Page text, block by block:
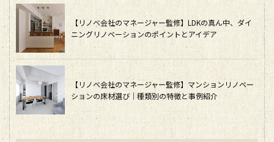
【リノベ会社のマネージャー監修】LDKの真ん中、ダイ
ニングリノベーションのポイントとアイデア
【リノベ会社のマネージャー監修】マンションリノベー
ションの床材選び｜種類別の特徴と事例紹介